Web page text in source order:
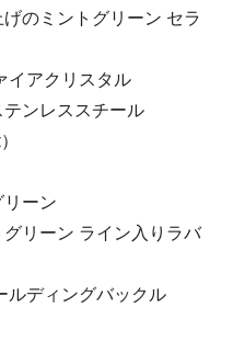
のミントグリーン セラ
イアクリスタル
ンレススチール
ーン
リーン ライン入りラバ
ルディングバックル